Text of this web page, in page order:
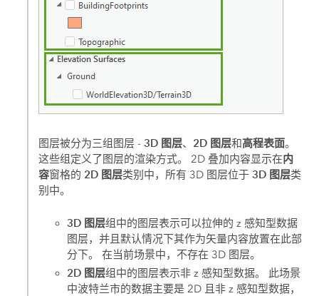
图层被分为三组图层 -3D 图层、 2D 图层和高程表面。
这些组定义了图层的渲染方式。 2D 叠加内容显示在内
容窗格的 2D 图层类别中，所有 3D 图层位于3D 图层类
别中。
3D 图层组中的图层表示可以拉伸的 z 感知型数据
图层，并且默认情况下其作为矢量内容放置在此部
分下。 在当前场景中，不存在 3D 图层。
2D 图层组中的图层表示非 z 感知型数据。 此场景
中波特兰市的数据主要是 2D 且非 z 感知型数据，